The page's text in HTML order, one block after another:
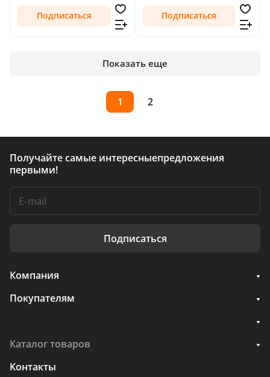
Подписаться Подписаться
Показать еще
1 2
Получайте самые интересныепредложения
первыми!
Подписаться
Компания
Покупателям
Каталог товаров
Контакты